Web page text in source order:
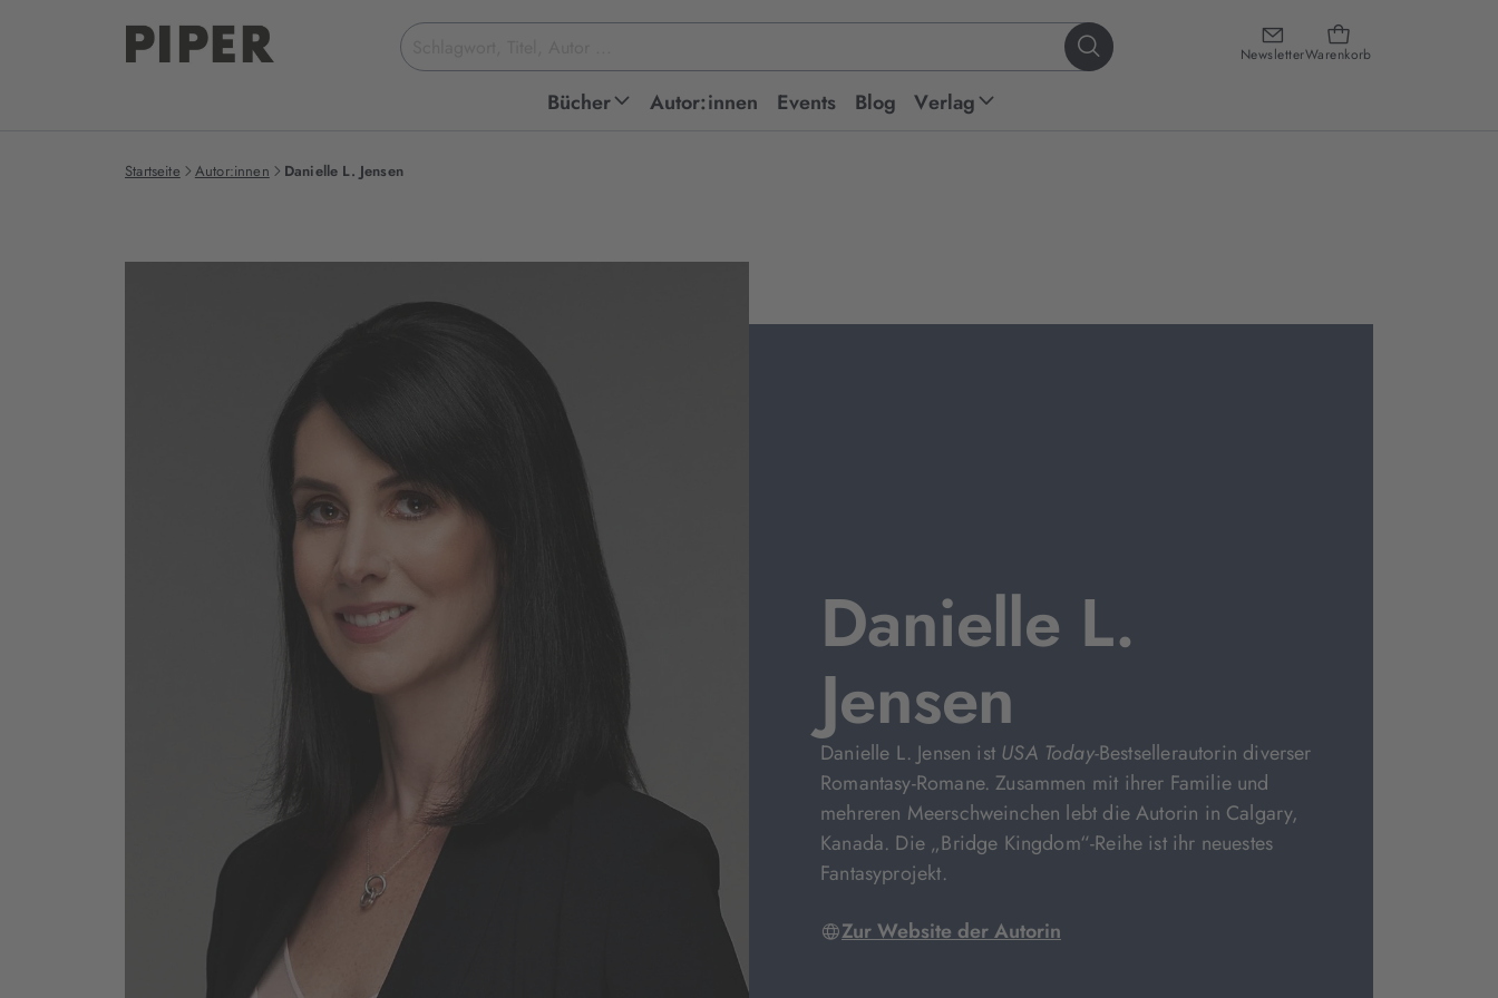
NewsletterWarenkorb
Suchbegriff
eingeben
Bücher Autor:innen Events Blog Verlag
Startseite Autor:innen Danielle L. Jensen
Danielle L.
Jensen
Danielle L. Jensen ist USA Today-Bestsellerautorin diverser
Romantasy-Romane. Zusammen mit ihrer Familie und
mehreren Meerschweinchen lebt die Autorin in Calgary,
Kanada. Die „Bridge Kingdom“-Reihe ist ihr neuestes
Fantasyprojekt.
Zur Website der Autorin